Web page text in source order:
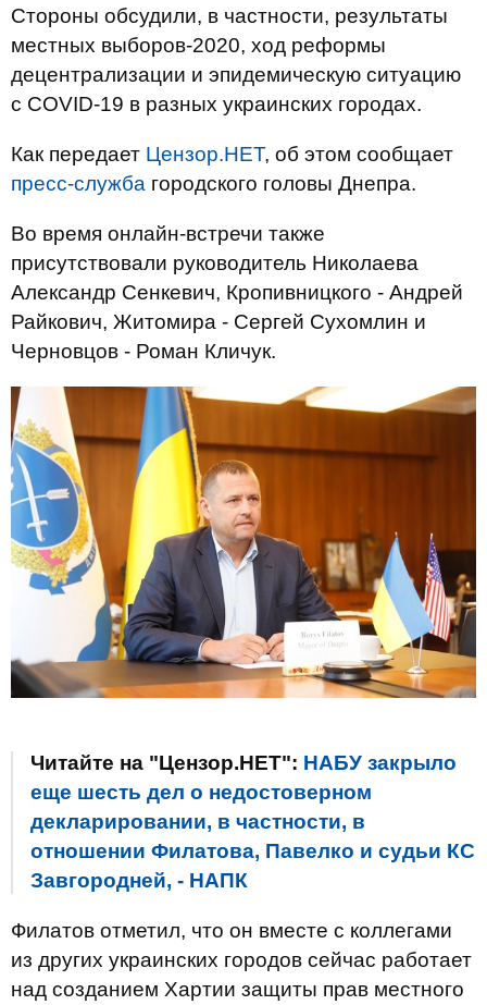
Стороны обсудили, в частности, результаты
местных выборов-2020, ход реформы
децентрализации и эпидемическую ситуацию
с COVID-19 в разных украинских городах.
Как передает Цензор.НЕТ, об этом сообщает
пресс-служба городского головы Днепра.
Во время онлайн-встречи также
присутствовали руководитель Николаева
Александр Сенкевич, Кропивницкого - Андрей
Райкович, Житомира - Сергей Сухомлин и
Черновцов - Роман Кличук.
Читайте на "Цензор.НЕТ": НАБУ закрыло
еще шесть дел о недостоверном
декларировании, в частности, в
отношении Филатова, Павелко и судьи КС
Завгородней, - НАПК
Филатов отметил, что он вместе с коллегами
из других украинских городов сейчас работает
над созданием Хартии защиты прав местного